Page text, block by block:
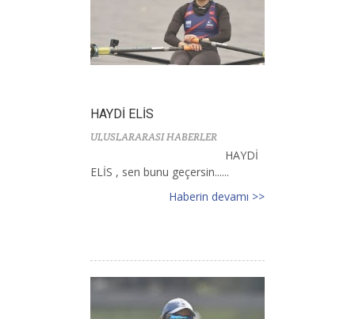
HAYDİ ELİS
ULUSLARARASI HABERLER
HAYDİ
ELİS , sen bunu geçersin......
Haberin devamı >>